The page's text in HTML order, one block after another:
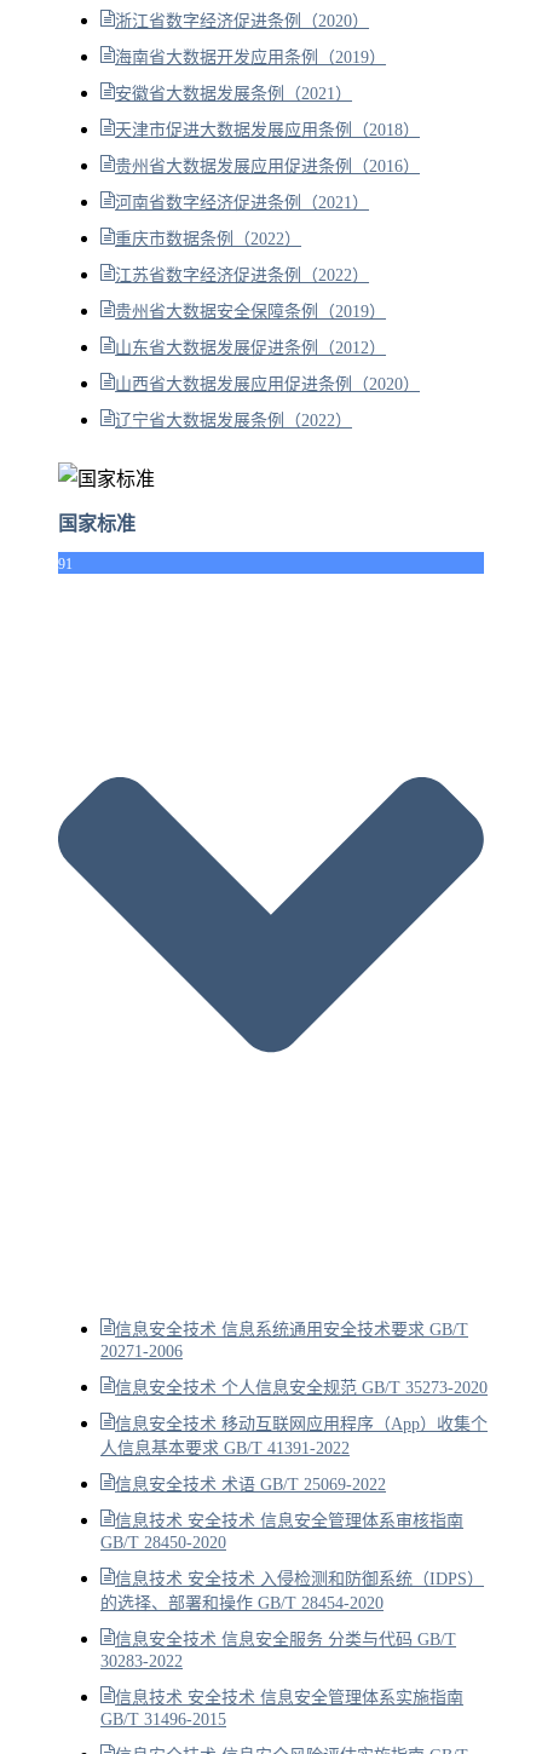
浙江省数字经济促进条例（2020）
海南省大数据开发应用条例（2019）
安徽省大数据发展条例（2021）
天津市促进大数据发展应用条例（2018）
贵州省大数据发展应用促进条例（2016）
河南省数字经济促进条例（2021）
重庆市数据条例（2022）
江苏省数字经济促进条例（2022）
贵州省大数据安全保障条例（2019）
山东省大数据发展促进条例（2012）
山西省大数据发展应用促进条例（2020）
辽宁省大数据发展条例（2022）
国家标准
91
信息安全技术 信息系统通用安全技术要求 GB/T
20271-2006
信息安全技术 个人信息安全规范 GB/T 35273-2020
信息安全技术 移动互联网应用程序（App）收集个
人信息基本要求 GB/T 41391-2022
信息安全技术 术语 GB/T 25069-2022
信息技术 安全技术 信息安全管理体系审核指南
GB/T 28450-2020
信息技术 安全技术 入侵检测和防御系统（IDPS）
的选择、部署和操作 GB/T 28454-2020
信息安全技术 信息安全服务 分类与代码 GB/T
30283-2022
信息技术 安全技术 信息安全管理体系实施指南
GB/T 31496-2015